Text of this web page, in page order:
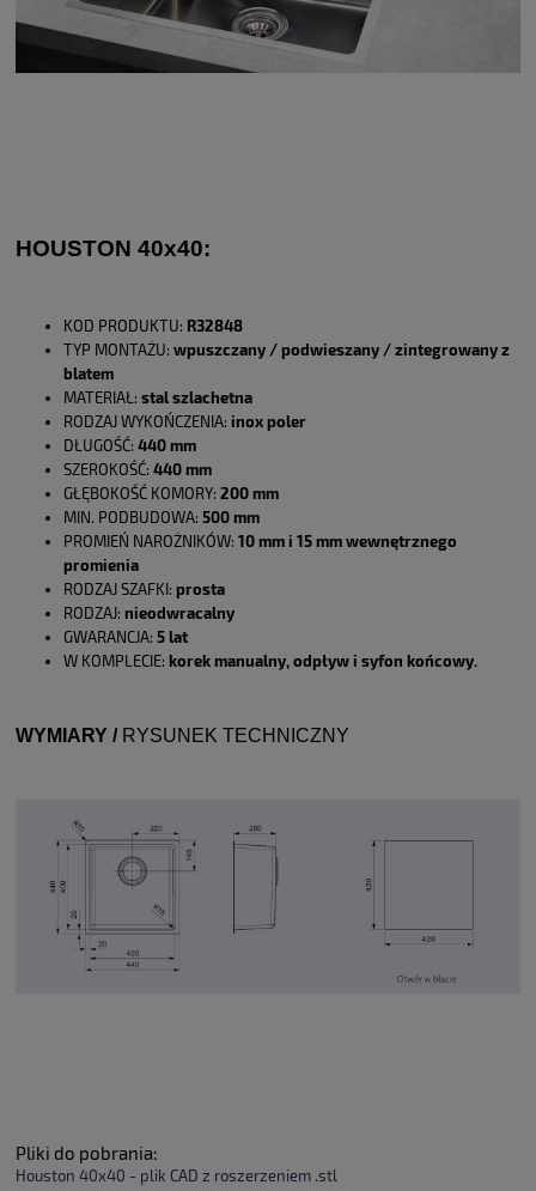
HOUSTON 40x40:
KOD PRODUKTU: R32848
TYP MONTAŻU: wpuszczany / podwieszany / zintegrowany z
blatem
MATERIAŁ: stal szlachetna
RODZAJ WYKOŃCZENIA: inox poler
DŁUGOŚĆ: 440 mm
SZEROKOŚĆ: 440 mm
GŁĘBOKOŚĆ KOMORY: 200 mm
MIN. PODBUDOWA: 500 mm
PROMIEŃ NAROŻNIKÓW: 10 mm i 15 mm wewnętrznego
promienia
RODZAJ SZAFKI: prosta
RODZAJ: nieodwracalny
GWARANCJA: 5 lat
W KOMPLECIE: korek manualny, odpływ i syfon końcowy.
WYMIARY /RYSUNEK TECHNICZNY
Pliki do pobrania:
Houston 40x40 - plik CAD z roszerzeniem .stl